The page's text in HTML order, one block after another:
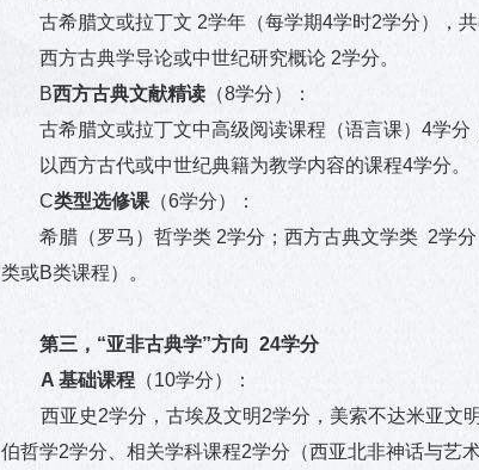
古希腊文或拉丁文 2学年（每学期4学时2学分），共
西方古典学导论或中世纪研究概论 2学分。
B西方古典文献精读 （8学分）：
古希腊文或拉丁文中高级阅读课程（语言课） 4学分
以西方古代或中世纪典籍为教学内容的课程4学分。
C类型选修课 （6学分）：
希腊（罗马）哲学类 2学分；西方古典文学类 2学
类或B类课程）。
第三，“亚非古典学”方向 24学分
A 基础课程 （10学分）：
西亚史2学分，古埃及文明2学分，美索不达米亚文
伯哲学2学分、相关学科课程2学分（西亚北非神话与艺